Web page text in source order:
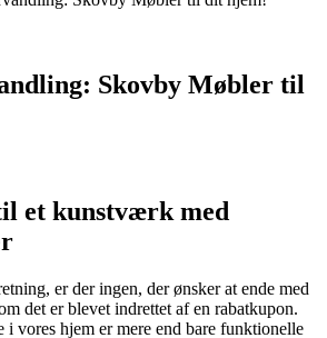
Skovby Møbler til
et kunstværk med
er der ingen, der ønsker at ende med
det er blevet indrettet af en rabatkupon.
i vores hjem er mere end bare funktionelle